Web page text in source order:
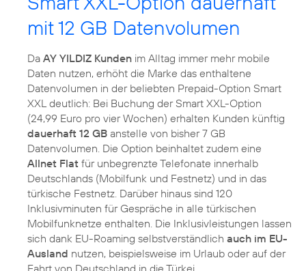
mit 12 GB Datenvolumen
Da AY YILDIZ Kunden im Alltag immer mehr mobile
Daten nutzen, erhöht die Marke das enthaltene
Datenvolumen in der beliebten Prepaid-Option Smart
XXL deutlich: Bei Buchung der Smart XXL-Option
(24,99 Euro pro vier Wochen) erhalten Kunden künftig
dauerhaft 12 GB anstelle von bisher 7 GB
Datenvolumen. Die Option beinhaltet zudem eine
Allnet Flat für unbegrenzte Telefonate innerhalb
Deutschlands (Mobilfunk und Festnetz) und in das
türkische Festnetz. Darüber hinaus sind 120
Inklusivminuten für Gespräche in alle türkischen
Mobilfunknetze enthalten. Die Inklusivleistungen lassen
sich dank EU-Roaming selbstverständlich auch im EU-
Ausland nutzen, beispielsweise im Urlaub oder auf der
Fahrt von Deutschland in die Türkei.